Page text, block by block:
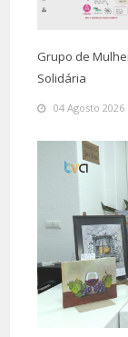
Grupo de
Solidária
04 Agosto 2026